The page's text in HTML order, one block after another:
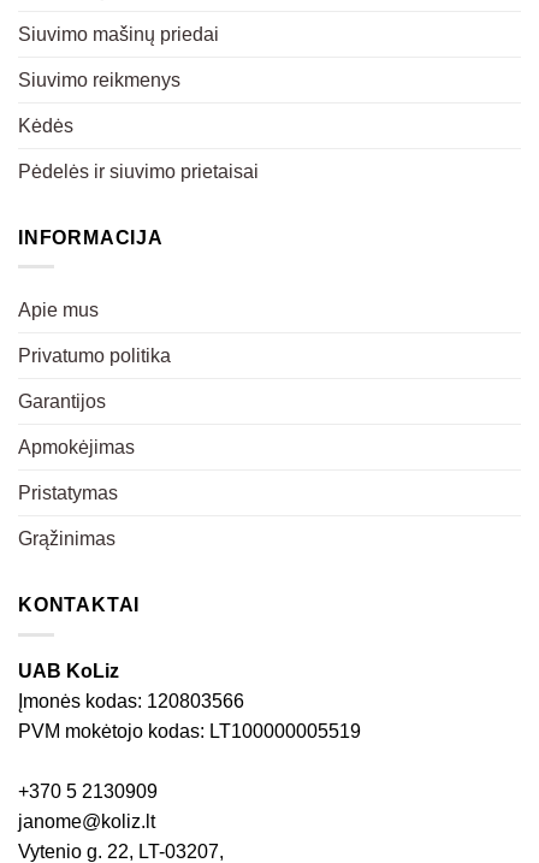
Siuvimo mašinų priedai
Siuvimo reikmenys
Kėdės
Pėdelės ir siuvimo prietaisai
INFORMACIJA
Apie mus
Privatumo politika
Garantijos
Apmokėjimas
Pristatymas
Grąžinimas
KONTAKTAI
UAB KoLiz
Įmonės kodas: 120803566
PVM mokėtojo kodas: LT100000005519
+370 5 2130909
janome@koliz.lt
Vytenio g. 22, LT-03207,